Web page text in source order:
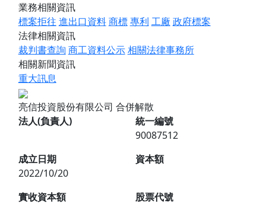
業務相關資訊
標案拒往 進出口資料商標專利 工廠 政府標案
法律相關資訊
裁判書查詢 商工資料公示相關法律事務所
相關新聞資訊
重大訊息
亮信投資股份有限公司 合併解散
法人(負責人)
統一編號
90087512
成立日期
2022/10/20
資本額
實收資本額
股票代號